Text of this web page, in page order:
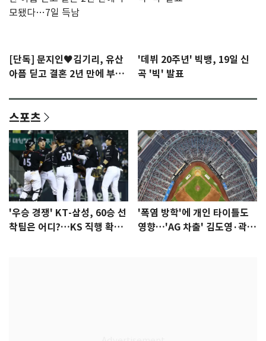
[단독] 문지인♥김기리, 유산
아픔 딛고 결혼 2년 만에 부모
'데뷔 20주년' 빅뱅, 19일 신
곡 '빅' 발표
스포츠
'우승 경쟁' KT-삼성, 60승 선
착팀은 어디?…KS 직행 확률
'폭염 방학'에 개인 타이틀도
영향…'AG 차출' 김도영·곽빈